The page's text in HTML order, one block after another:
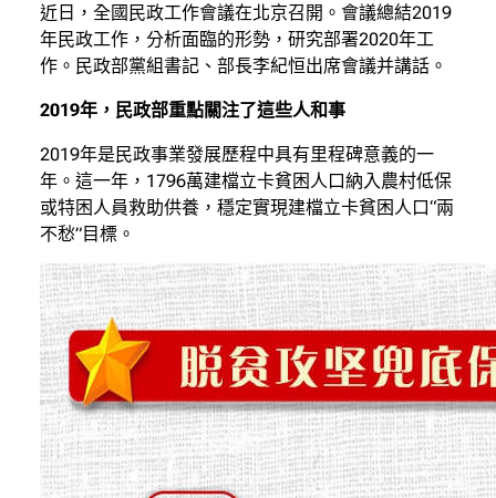
近日，全國民政工作會議在北京召開。會議總結2019
年民政工作，分析面臨的形勢，研究部署2020年工
作。民政部黨組書記、部長李紀恒出席會議并講話。
2019年，民政部重點關注了這些人和事
2019年是民政事業發展歷程中具有里程碑意義的一
年。這一年，1796萬建檔立卡貧困人口納入農村低保
或特困人員救助供養，穩定實現建檔立卡貧困人口“兩
不愁”目標。